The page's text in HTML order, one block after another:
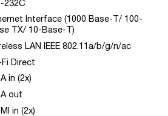
232C
Interface (1000 Base-T/ 100-
TX/ 10-Base-T)
LAN IEEE 802.11a/b/g/n/ac
Direct
in (2x)
out
in (2x)